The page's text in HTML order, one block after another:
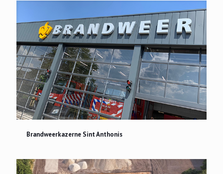
Brandweerkazerne Sint Anthonis
Brandweerkazerne Sint Anthonis